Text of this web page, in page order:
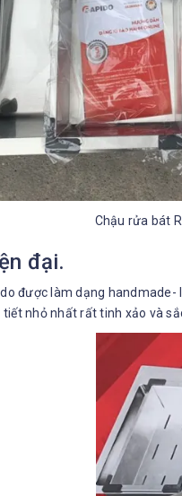
Chậu rửa bát
đại.
được làm dạng
tiết nhỏ nhất rất tinh xảo và